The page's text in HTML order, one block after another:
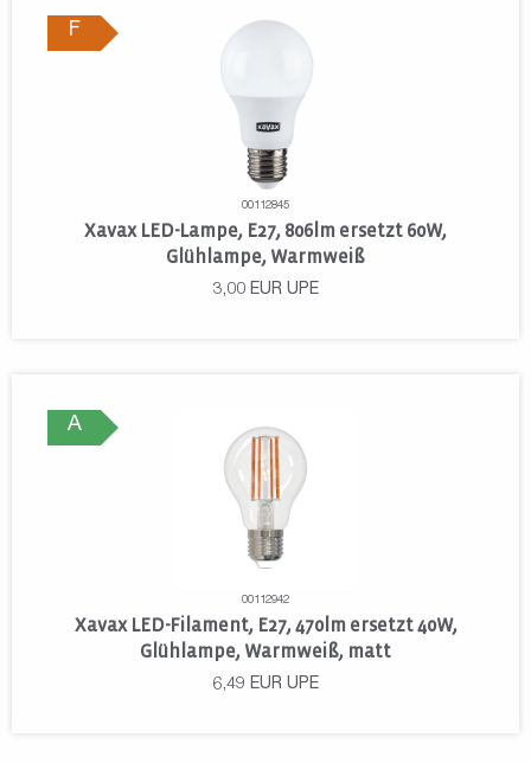
F
00112845
Xavax LED-Lampe, E27, 806lm ersetzt 60W,
Glühlampe, Warmweiß
3,00 EUR UPE
A
00112942
Xavax LED-Filament, E27, 470lm ersetzt 40W,
Glühlampe, Warmweiß, matt
6,49 EUR UPE